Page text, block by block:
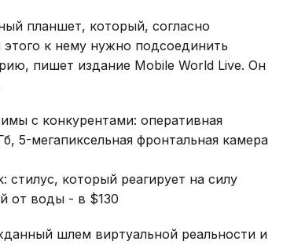
планшет, который, согласно
к нему нужно подсоединить
пишет издание Mobile World Live. Он
с конкурентами: оперативная
5-мегапиксельная фронтальная камера
стилус, который реагирует на силу
от воды - в $130
шлем виртуальной реальности и